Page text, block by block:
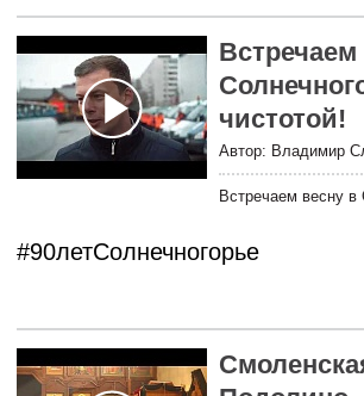
Встречаем
чистотой!
Автор: Владимир
Встречаем весну в
#90летСолнечногорье